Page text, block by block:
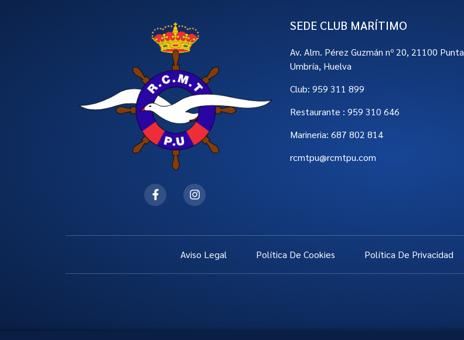
SEDE CLUB MARÍTIMO
Av. Alm. Pérez Guzmán nº 20, 21100 Punta
Umbría, Huelva
Club: 959 311 899
Restaurante : 959 310 646
Marineria: 687 802 814
rcmtpu@rcmtpu.com
Aviso Legal Política De Cookies Política De Privacidad